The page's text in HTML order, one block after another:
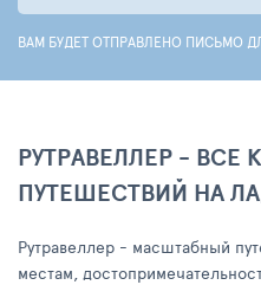
ВАМ БУДЕТ ОТПРАВЛЕНО ПИСЬМО
РУТРАВЕЛЛЕР -
ПУТЕШЕСТВИЙ НА
Рутравеллер - масштабный
местам,